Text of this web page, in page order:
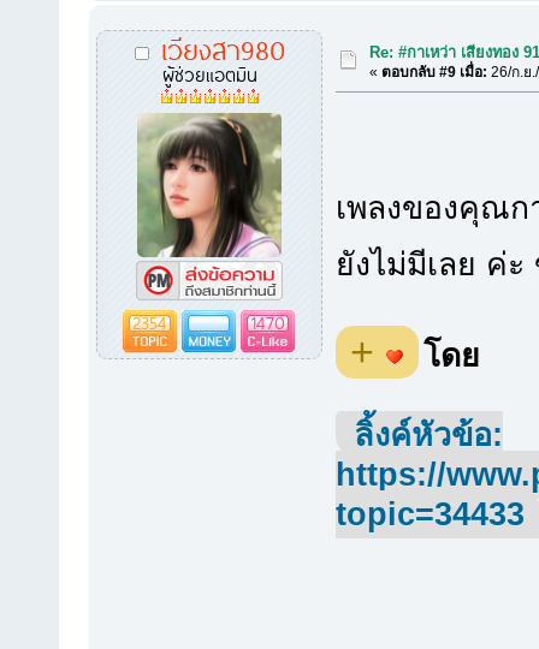
เวียงสา980
ผู้ช่วยแอตมิน
2354 1470
Re: #กาเหว่า เสียงทอง
«ตอบกลับ #9 เมื่อ: 26/ก.ย
เพลงของคุณก
ยังไม่มีเลย ค่
+ โดย
ลิ้งค์หัวข้อ:
https://
topic=34433